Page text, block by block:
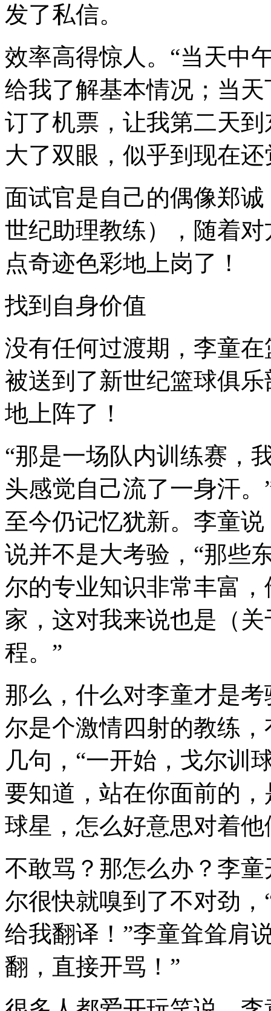
发了私信。
效率高得惊人。“当天中
给我了解基本情况；当
订了机票，让我第二天
大了双眼，似乎到现在
面试官是自己的偶像郑
世纪助理教练），随着
点奇迹色彩地上岗了！
找到自身价值
没有任何过渡期，李童
被送到了新世纪篮球俱
地上阵了！
“那是一场队内训练赛，
头感觉自己流了一身汗
至今仍记忆犹新。李童
说并不是大考验，“那些
尔的专业知识非常丰富
家，这对我来说也是（
程。”
那么，什么对李童才是
尔是个激情四射的教练
几句，“一开始，戈尔训
要知道，站在你面前的
球星，怎么好意思对着他
不敢骂？那怎么办？李
尔很快就嗅到了不对劲
给我翻译！”李童耸耸肩
翻，直接开骂！”